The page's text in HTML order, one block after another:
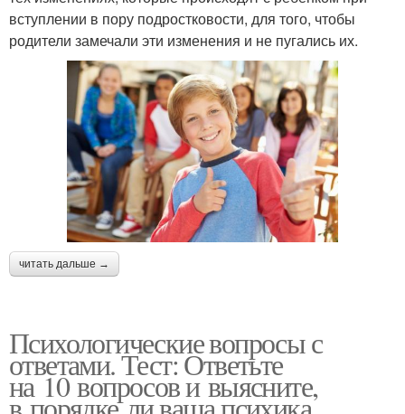
вступлении в пору подростковости, для того, чтобы
родители замечали эти изменения и не пугались их.
читать дальше →
Психологические вопросы с
ответами. Тест: Ответьте
на 10 вопросов и выясните,